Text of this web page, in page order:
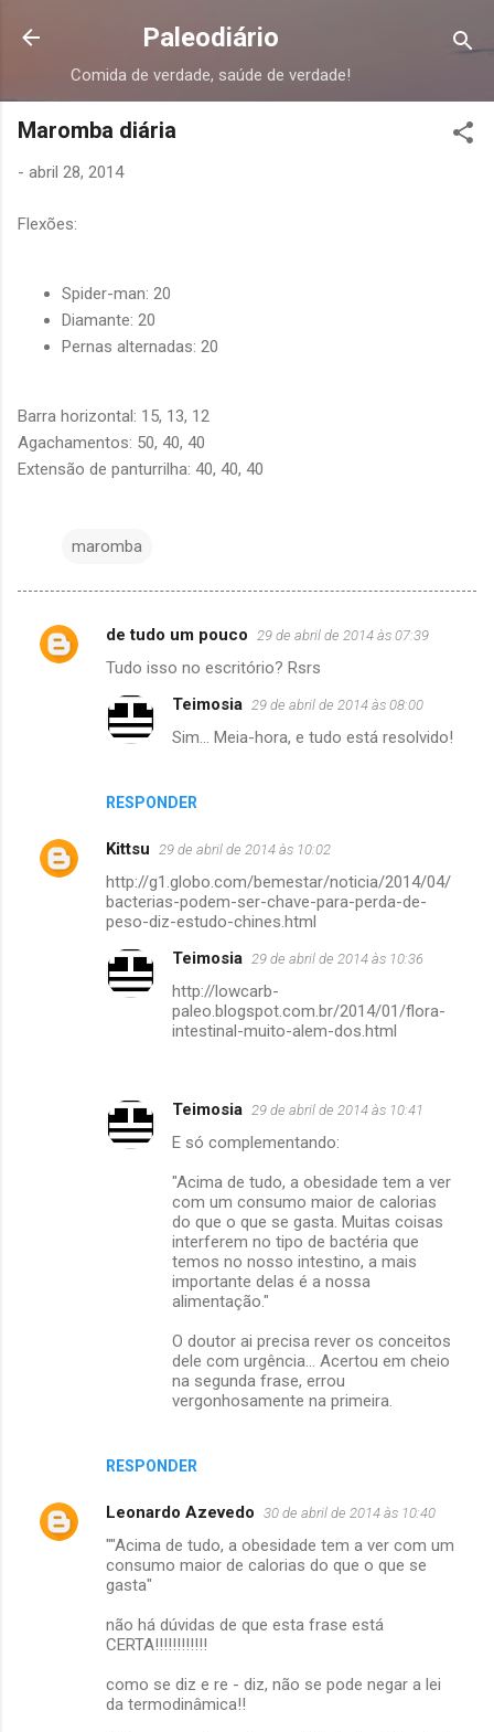
Pular para o conteúdo principal
Paleodiário
Comida de verdade, saúde de verdade!
Maromba diária
- abril 28, 2014
Flexões:
Spider-man: 20
Diamante: 20
Pernas alternadas: 20
Barra horizontal: 15, 13, 12
Agachamentos: 50, 40, 40
Extensão de panturrilha: 40, 40, 40
maromba
C
r
de tudo um pouco 29 de abril de 2014 às 07:39
Tudo isso no escritório? Rsrs
RESPONDER
Teimosia 29 de abril de 2014 às 08:00
Sim... Meia-hora, e tudo está resolvido!
Kittsu 29 de abril de 2014 às 10:02
http://g1.globo.com/bemestar/noticia/2014/04/
bacterias-podem-ser-chave-para-perda-de-
peso-diz-estudo-chines.html
RESPONDER
Teimosia 29 de abril de 2014 às 10:36
http://lowcarb-
paleo.blogspot.com.br/2014/01/flora-
intestinal-muito-alem-dos.html
Teimosia 29 de abril de 2014 às 10:41
E só complementando:
"Acima de tudo, a obesidade tem a ver
com um consumo maior de calorias
do que o que se gasta. Muitas coisas
interferem no tipo de bactéria que
temos no nosso intestino, a mais
importante delas é a nossa
alimentação."
O doutor ai precisa rever os conceitos
dele com urgência... Acertou em cheio
na segunda frase, errou
vergonhosamente na primeira.
Leonardo Azevedo 30 de abril de 2014 às 10:40
""Acima de tudo, a obesidade tem a ver com um
consumo maior de calorias do que o que se
gasta"
não há dúvidas de que esta frase está
CERTA!!!!!!!!!!!!
como se diz e re - diz, não se pode negar a lei
da termodinâmica!!